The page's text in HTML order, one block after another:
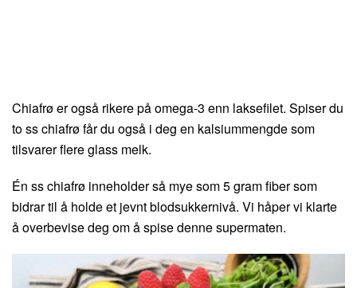
Chiafrø er også rikere på omega-3 enn laksefilet. Spiser du
to ss chiafrø får du også i deg en kalsiummengde som
tilsvarer flere glass melk.
Én ss chiafrø inneholder så mye som 5 gram fiber som
bidrar til å holde et jevnt blodsukkernivå. Vi håper vi klarte
å overbevise deg om å spise denne supermaten.